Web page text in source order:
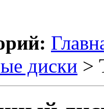
диски >